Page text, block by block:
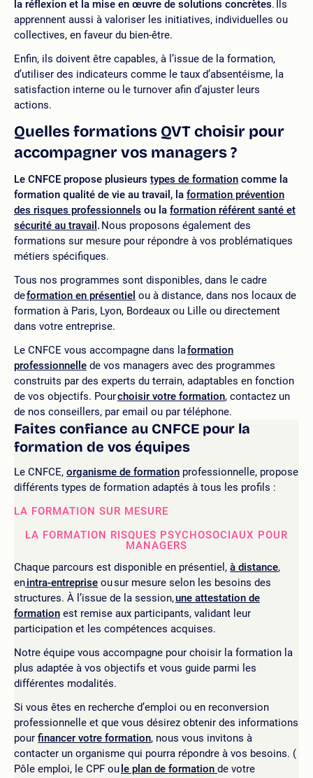
la réflexion et la mise en œuvre de solutions concrètes. Ils
apprennent aussi à valoriser les initiatives, individuelles ou
collectives, en faveur du bien-être.
Enfin, ils doivent être capables, à l’issue de la formation,
d’utiliser des indicateurs comme le taux d’absentéisme, la
satisfaction interne ou le turnover afin d’ajuster leurs
actions.
Quelles formations QVT choisir pour
accompagner vos managers ?
Le CNFCE propose plusieurs types de formation comme la
formation qualité de vie au travail, la formation prévention
des risques professionnels ou la formation référent santé et
sécurité au travail . Nous proposons également des
formations sur mesure pour répondre à vos problématiques
métiers spécifiques.
Tous nos programmes sont disponibles, dans le cadre
deformation en présentiel ou à distance, dans nos locaux de
formation à Paris, Lyon, Bordeaux ou Lille ou directement
dans votre entreprise.
Le CNFCE vous accompagne dans laformation
professionnelle de vos managers avec des programmes
construits par des experts du terrain, adaptables en fonction
de vos objectifs. Pourchoisir votre formation, contactez un
de nos conseillers, par email ou par téléphone.
Faites confiance au CNFCE pour la
formation de vos équipes
Le CNFCE, organisme de formation professionnelle, propose
différents types de formation adaptés à tous les profils :
LA FORMATION SUR MESURE
LA FORMATION RISQUES PSYCHOSOCIAUX POUR
MANAGERS
Chaque parcours est disponible en présentiel, à distance,
enintra-entreprise ou sur mesure selon les besoins des
structures. À l’issue de la session,une attestation de
formation est remise aux participants, validant leur
participation et les compétences acquises.
Notre équipe vous accompagne pour choisir la formation la
plus adaptée à vos objectifs et vous guide parmi les
différentes modalités.
Si vous êtes en recherche d’emploi ou en reconversion
professionnelle et que vous désirez obtenir des informations
pour financer votre formation, nous vous invitons à
contacter un organisme qui pourra répondre à vos besoins. (
Pôle emploi, le CPF ou le plan de formation de votre